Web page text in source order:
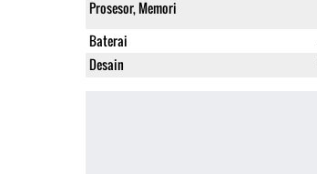
Prosesor, Memori
Baterai
Desain